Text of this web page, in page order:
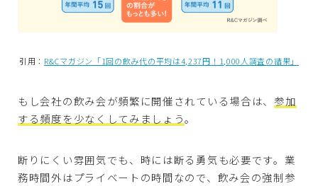
引用： R&Cマガジン「1回の飲み代の平均は4,237円！1,000人調査の結果」
もし会社の飲み会が頻繁に開催されている場合は、参加
する頻度を少なくしてみましょう。
断りにくい雰囲気でも、時には断る勇気も必要です。業
務時間外はプライベートの時間なので、飲み会の強制参